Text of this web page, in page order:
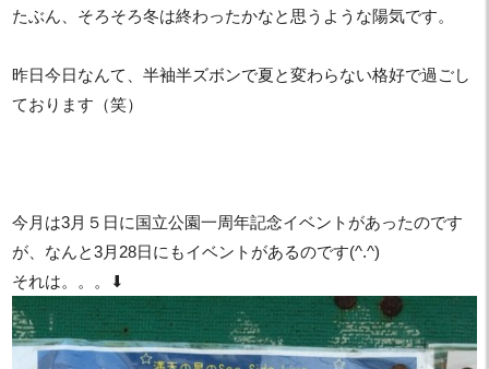
たぶん、そろそろ冬は終わったかなと思うような陽気です。
昨日今日なんて、半袖半ズボンで夏と変わらない格好で過ごし
ております（笑）
今月は3月５日に国立公園一周年記念イベントがあったのです
が、なんと3月28日にもイベントがあるのです(^.^)
それは。。。⬇︎